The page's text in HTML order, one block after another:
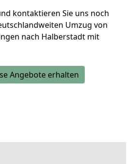
kontaktieren Sie uns noch
Umzug von
nach Halberstadt mit
Angebote erhalten